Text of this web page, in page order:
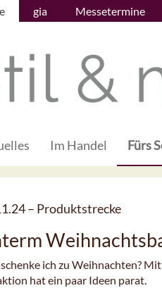
gia Messetermine
Im Handel Fürs
– Produktstrecke
ich zu Weihnachten?
hat ein paar Ideen parat.